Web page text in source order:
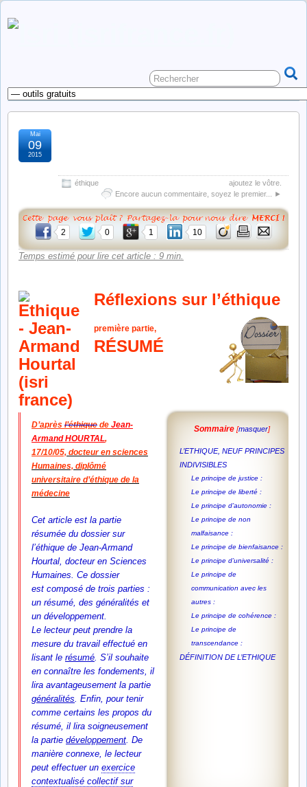
éthique
ajoutez le vôtre.
Encore aucun commentaire, soyez le premier... ►
Mai
09
2015
2 0 1 10
Temps estimé pour lire cet article : 9 min.
Réflexions sur l’éthique
première partie,
RÉSUMÉ
D’après l’éthique de Jean-
Armand HOURTAL,
17/10/05, docteur en sciences
Humaines, diplômé
universitaire d’éthique de la
médecine
Cet article est la partie
résumée du dossier sur
l’éthique de Jean-Armand
Hourtal, docteur en Sciences
Humaines. Ce dossier
est composé de trois parties :
un résumé, des généralités et
un développement.
Le lecteur peut prendre la
mesure du travail effectué en
lisant le résumé. S’il souhaite
en connaître les fondements, il
lira avantageusement la partie
généralités. Enfin, pour tenir
comme certains les propos du
résumé, il lira soigneusement
la partie développement. De
manière connexe, le lecteur
peut effectuer un exercice
contextualisé collectif sur
Sommaire [masquer]
L’ETHIQUE, NEUF PRINCIPES
INDIVISIBLES
Le principe de justice :
Le principe de liberté :
Le principe d’autonomie :
Le principe de non
malfaisance :
Le principe de bienfaisance :
Le principe d’universalité :
Le principe de
communication avec les
autres :
Le principe de cohérence :
Le principe de
transcendance :
DÉFINITION DE L’ETHIQUE